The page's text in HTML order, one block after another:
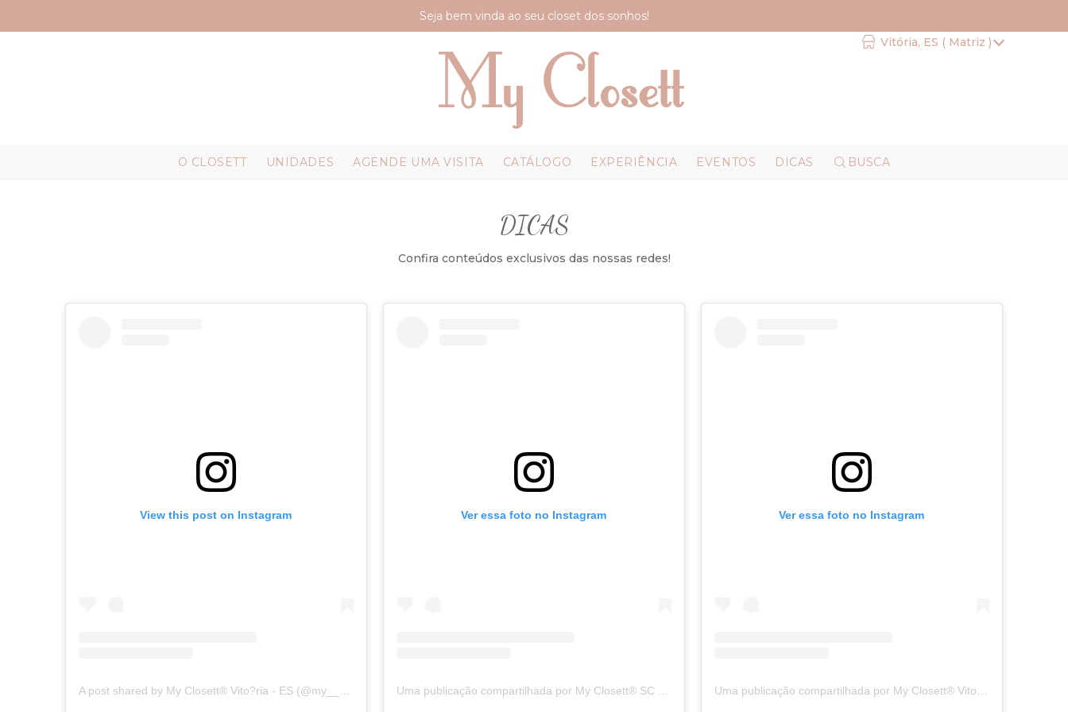
Seja bem vinda ao seu closet dos sonhos!
Vitória, ES ( Matriz )
O CLOSETT UNIDADES AGENDE UMA VISITA CATÁLOGO EXPERIÊNCIA EVENTOS DICAS BUSCA
DICAS
Confira conteúdos exclusivos das nossas redes!
View this post on Instagram
A post shared by My Closett® Vito?ria - ES (@my__closett)
Ver essa foto no Instagram
Uma publicação compartilhada por My Closett® SC - Vestidos (@myclosett.bc)
Ver essa foto no Instagram
Uma publicação compartilhada por My Closett® Vito?ria - ES (@my__closett)